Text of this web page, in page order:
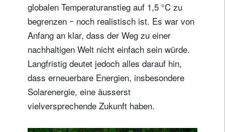
globalen Temperaturanstieg auf 1,5 °C zu
begrenzen ‒ noch realistisch ist. Es war von
Anfang an klar, dass der Weg zu einer
nachhaltigen Welt nicht einfach sein würde.
Langfristig deutet jedoch alles darauf hin,
dass erneuerbare Energien, insbesondere
Solarenergie, eine äusserst
vielversprechende Zukunft haben.